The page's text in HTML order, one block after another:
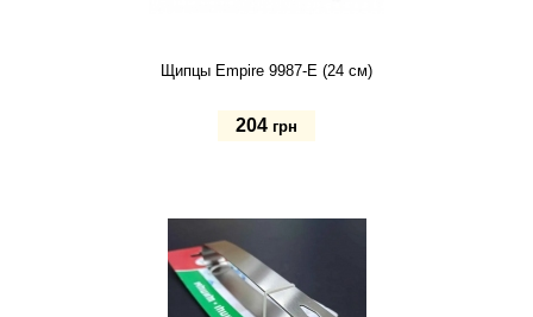
Щипцы Empire 9987-E (24 см)
204 грн